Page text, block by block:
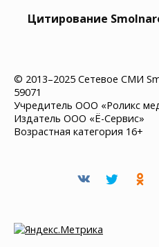
Цитирование
© 2013–2025 Сетевое СМИ
59071
Учредитель ООО «Роликс
Издатель ООО «Ё-Сервис»
Возрастная категория 16+